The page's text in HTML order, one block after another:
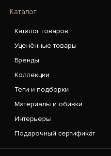
Каталог
Каталог товаров
Уценённые товары
Бренды
Коллекции
Теги и подборки
Материалы и обивки
Интерьеры
Подарочный сертификат